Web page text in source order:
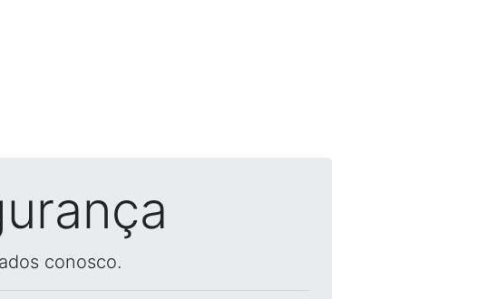
conosco.